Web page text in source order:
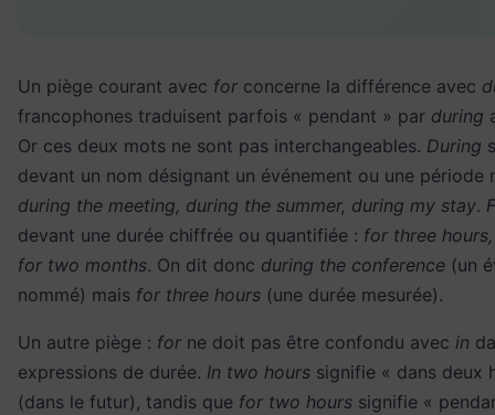
Un piège courant avec for concerne la différence avec
francophones traduisent parfois « pendant » par during
Or ces deux mots ne sont pas interchangeables. During
devant un nom désignant un événement ou une période
during the meeting, during the summer, during my stay.
devant une durée chiffrée ou quantifiée : for three
for two months. On dit donc during the conference (un
nommé) mais for three hours (une durée mesurée).
Un autre piège : for ne doit pas être confondu avec in
expressions de durée. In two hours signifie « dans deux
(dans le futur), tandis que for two hours signifie «